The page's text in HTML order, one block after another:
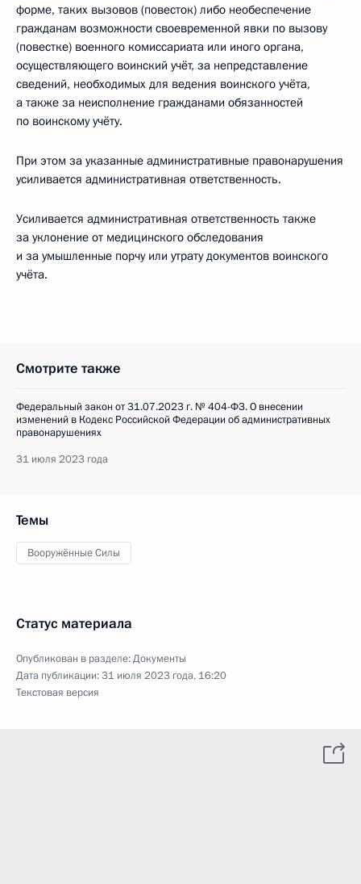
форме, таких вызовов (повесток) либо необеспечение
гражданам возможности своевременной явки по вызову
(повестке) военного комиссариата или иного органа,
осуществляющего воинский учёт, за непредставление
сведений, необходимых для ведения воинского учёта,
а также за неисполнение гражданами обязанностей
по воинскому учёту.
При этом за указанные административные правонарушения
усиливается административная ответственность.
Усиливается административная ответственность также
за уклонение от медицинского обследования
и за умышленные порчу или утрату документов воинского
учёта.
Смотрите также
Федеральный закон от 31.07.2023 г. № 404-ФЗ. О внесении
изменений в Кодекс Российской Федерации об административных
правонарушениях
31 июля 2023 года
Темы
Вооружённые Силы
Статус материала
Опубликован в разделе:Документы
Дата публикации:31 июля 2023 года, 16:20
Текстовая версия